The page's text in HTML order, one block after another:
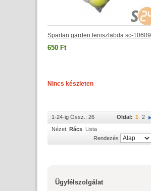
Spartan garden teniszlabda sc-10609
650 Ft
Nincs készleten
1-24-ig Össz.: 26 Oldal: 1 2
Nézet: Rács Lista
Rendezés
Ügyfélszolgálat